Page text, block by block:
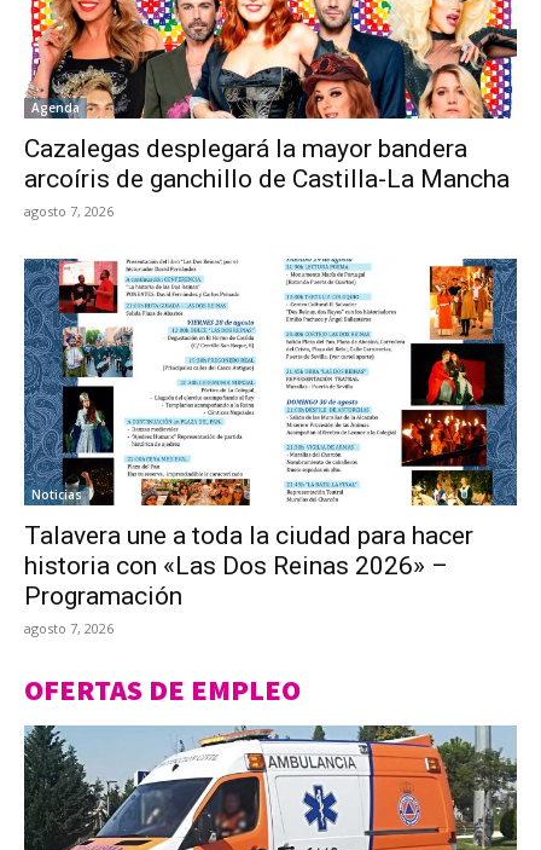
Agenda
Cazalegas desplegará la mayor bandera
arcoíris de ganchillo de Castilla-La Mancha
agosto 7, 2026
Noticias
Talavera une a toda la ciudad para hacer
historia con «Las Dos Reinas 2026» –
Programación
agosto 7, 2026
OFERTAS DE EMPLEO